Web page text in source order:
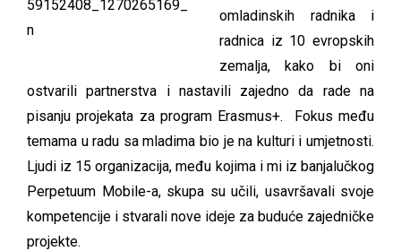
omladinskih radnika i
radnica iz 10 evropskih
zemalja, kako bi oni
ostvarili partnerstva i nastavili zajedno da rade na
pisanju projekata za program Erasmus+. Fokus među
temama u radu sa mladima bio je na kulturi i umjetnosti.
Ljudi iz 15 organizacija, među kojima i mi iz banjalučkog
Perpetuum Mobile-a, skupa su učili, usavršavali svoje
kompetencije i stvarali nove ideje za buduće zajedničke
projekte.